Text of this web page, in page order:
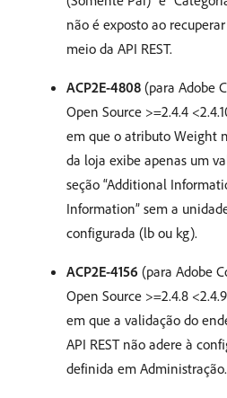
não é exposto ao
meio da API REST.
ACP2E-4808 (para Adobe
Open Source >=2.4.4
em que o atributo Weight
da loja exibe apenas um
seção “Additional
Information” sem a
configurada (lb ou kg).
ACP2E-4156 (para Adobe
Open Source >=2.4.8
em que a validação do
API REST não adere à
definida em Administração.